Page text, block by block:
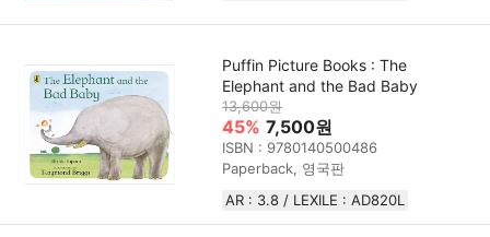
Puffin Picture Books : The
Elephant and the Bad Baby
13,600원
45% 7,500원
ISBN : 9780140500486
Paperback, 영국판
AR : 3.8 / LEXILE : AD820L